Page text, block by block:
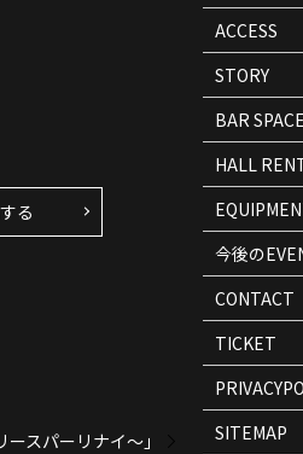
る
スパーリナイ〜」
ACCESS
STORY
BAR SPACE
HALL
今後の
CONTACT
TICKET
SITEMAP